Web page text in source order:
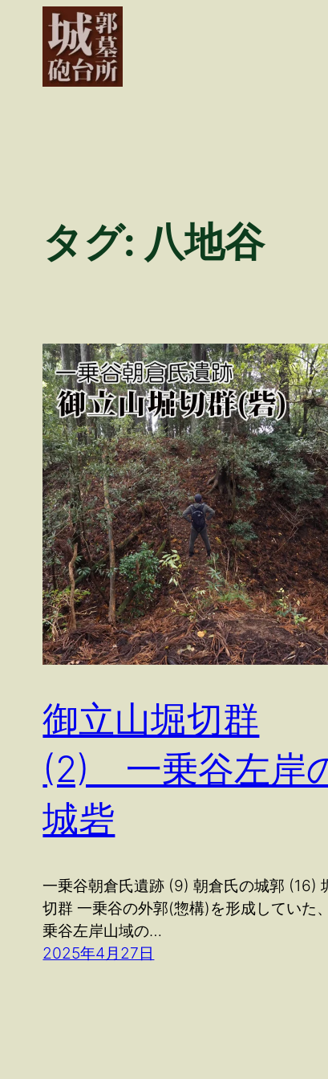
タグ: 八地谷
御立山堀切群
(2) 一乗谷左岸
城砦
一乗谷朝倉氏遺跡 (9) 朝倉氏の城郭 (16)
切群 一乗谷の外郭(惣構)を形成していた
乗谷左岸山域の…
2025年4月27日